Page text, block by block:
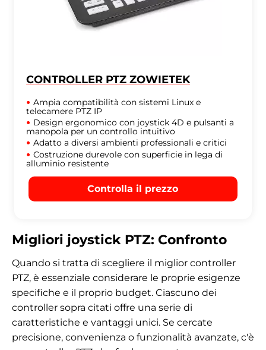
CONTROLLER PTZ ZOWIETEK
Ampia compatibilità con sistemi Linux e
telecamere PTZ IP
Design ergonomico con joystick 4D e pulsanti a
manopola per un controllo intuitivo
Adatto a diversi ambienti professionali e critici
Costruzione durevole con superficie in lega di
alluminio resistente
Controlla il prezzo
Migliori joystick PTZ: Confronto
Quando si tratta di scegliere il miglior controller
PTZ, è essenziale considerare le proprie esigenze
specifiche e il proprio budget. Ciascuno dei
controller sopra citati offre una serie di
caratteristiche e vantaggi unici. Se cercate
precisione, convenienza o funzionalità avanzate, c'è